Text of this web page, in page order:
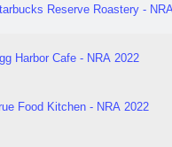
Reserve Roastery -
Harbor Cafe - NRA 2022
Food Kitchen - NRA 2022